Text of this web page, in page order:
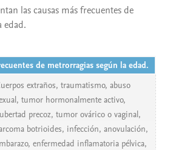
las causas más frecuentes de
edad.
de metrorragias según la edad.
extraños, traumatismo, abuso
tumor hormonalmente activo,
precoz, tumor ovárico o vaginal,
botrioides, infección, anovulación,
enfermedad inflamatoria pélvica,